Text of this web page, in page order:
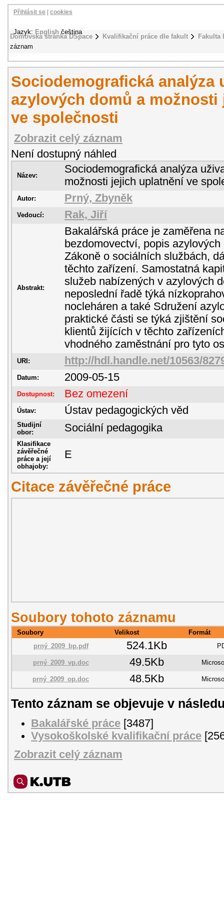
Domovská stránka DSpace Kvalifikační práce dle fakult
záznam
Přihlásit se cookies
Jazyk: English čeština
Sociodemografická analýza
azylových domů a
ve společnosti
Zobrazit celý záznam
Není dostupný náhled
Název:
Sociodemografická analýza
možnosti jejich uplatnění ve
Autor: Prný, Zbyněk
Vedoucí: Rak, Jiří
Abstrakt:
Bakalářská práce je zaměřena
bezdomovectví, popis
Zákoně o sociálních službách,
těchto zařízení. Samostatná
služeb nabízených v azylových
neposlední řadě týká
nocleháren a také Sdružení
praktické části se týká zjištění
klientů žijících v těchto
vhodného zaměstnání pro tyto
URI: http://hdl.handle.net/10563/
Datum: 2009-05-15
Dostupnost: Bez omezení
Ústav: Ústav pedagogických věd
Studijní
obor:
Sociální pedagogika
Klasifikace
závěřečné
práce a její
obhajoby:
E
Citace závěřečné práce
Soubory tohoto záznamu
Soubory Velikost
Formát
prný_2009_bp.pdf
524.1Kb
prný_2009_vp.doc 49.5Kb
prný_2009_op.doc 48.5Kb
Tento záznam se objevuje v
Bakalářské práce [3487]
Vysokoškolské kvalifikační práce
Zobrazit celý záznam